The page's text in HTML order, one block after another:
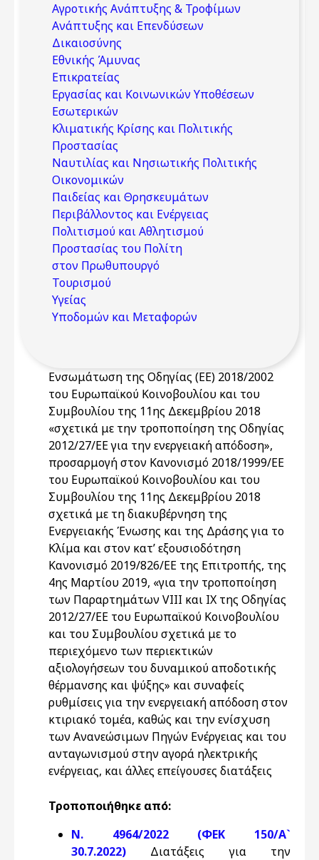
Αγροτικής Ανάπτυξης & Τροφίμων
Ανάπτυξης και Επενδύσεων
Δικαιοσύνης
Εθνικής Άμυνας
Επικρατείας
Εργασίας και Κοινωνικών Υποθέσεων
Εσωτερικών
Κλιματικής Κρίσης και Πολιτικής
Προστασίας
Ναυτιλίας και Νησιωτικής Πολιτικής
Οικονομικών
Παιδείας και Θρησκευμάτων
Περιβάλλοντος και Ενέργειας
Πολιτισμού και Αθλητισμού
Προστασίας του Πολίτη
στον Πρωθυπουργό
Τουρισμού
Υγείας
Υποδομών και Μεταφορών
Ενσωμάτωση της Οδηγίας (ΕΕ) 2018/2002
του Ευρωπαϊκού Κοινοβουλίου και του
Συμβουλίου της 11ης Δεκεμβρίου 2018
«σχετικά με την τροποποίηση της Οδηγίας
2012/27/ΕΕ για την ενεργειακή απόδοση»,
προσαρμογή στον Κανονισμό 2018/1999/ΕΕ
του Ευρωπαϊκού Κοινοβουλίου και του
Συμβουλίου της 11ης Δεκεμβρίου 2018
σχετικά με τη διακυβέρνηση της
Ενεργειακής Ένωσης και της Δράσης για το
Κλίμα και στον κατ’ εξουσιοδότηση
Κανονισμό 2019/826/ΕΕ της Επιτροπής, της
4ης Μαρτίου 2019, «για την τροποποίηση
των Παραρτημάτων VIII και IX της Οδηγίας
2012/27/ΕΕ του Ευρωπαϊκού Κοινοβουλίου
και του Συμβουλίου σχετικά με το
περιεχόμενο των περιεκτικών
αξιολογήσεων του δυναμικού αποδοτικής
θέρμανσης και ψύξης» και συναφείς
ρυθμίσεις για την ενεργειακή απόδοση στον
κτιριακό τομέα, καθώς και την ενίσχυση
των Ανανεώσιμων Πηγών Ενέργειας και του
ανταγωνισμού στην αγορά ηλεκτρικής
ενέργειας, και άλλες επείγουσες διατάξεις
Τροποποιήθηκε από:
Ν. 4964/2022 (ΦΕΚ 150/Α`
30.7.2022) Διατάξεις για την